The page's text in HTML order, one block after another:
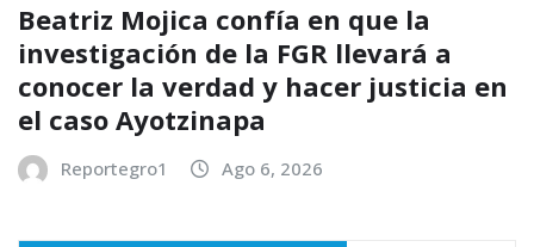
Beatriz Mojica confía en que la
investigación de la FGR llevará a
conocer la verdad y hacer justicia en
el caso Ayotzinapa
Reportegro1 Ago 6, 2026